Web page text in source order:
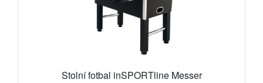
Stolní fotbal inSPORTline Messer